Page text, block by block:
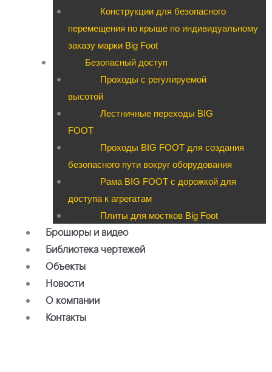
Конструкции для безопасного
перемещения по крыше по индивидуальному
заказу марки Big Foot
Безопасный доступ
Проходы с регулируемой
высотой
Лестничные переходы BIG
FOOT
Проходы BIG FOOT для создания
безопасного пути вокруг оборудования
Рама BIG FOOT с дорожкой для
доступа к агрегатам
Плиты для мостков Big Foot
Брошюры и видео
Библиотека чертежей
Объекты
Новости
О компании
Контакты